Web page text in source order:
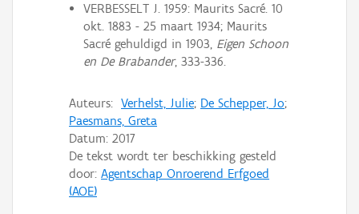
VERBESSELT J. 1959: Maurits Sacré. 10
okt. 1883 - 25 maart 1934; Maurits
Sacré gehuldigd in 1903, Eigen Schoon
en De Brabander, 333-336.
Auteurs: Verhelst, Julie; De Schepper, Jo;
Paesmans, Greta
Datum: 2017
De tekst wordt ter beschikking gesteld
door: Agentschap Onroerend Erfgoed
(AOE)